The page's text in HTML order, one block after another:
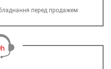
перед продажем